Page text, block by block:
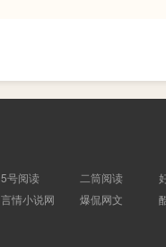
5号阅读 二筒阅读
言情小说网 爆侃网文